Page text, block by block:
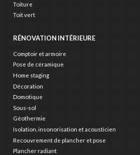
Toiture
Toit vert
RÉNOVATION INTÉRIEURE
Comptoir et armoire
Pose de céramique
Home staging
Décoration
Domotique
Sous-sol
Géothermie
Isolation, insonorisation et acousticien
Recouvrement de plancher et pose
Plancher radiant